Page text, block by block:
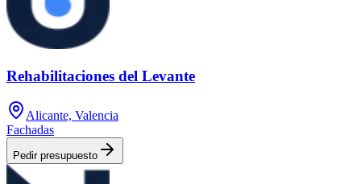
Rehabilitaciones del Levante
Alicante, Valencia
Fachadas
Pedir presupuesto